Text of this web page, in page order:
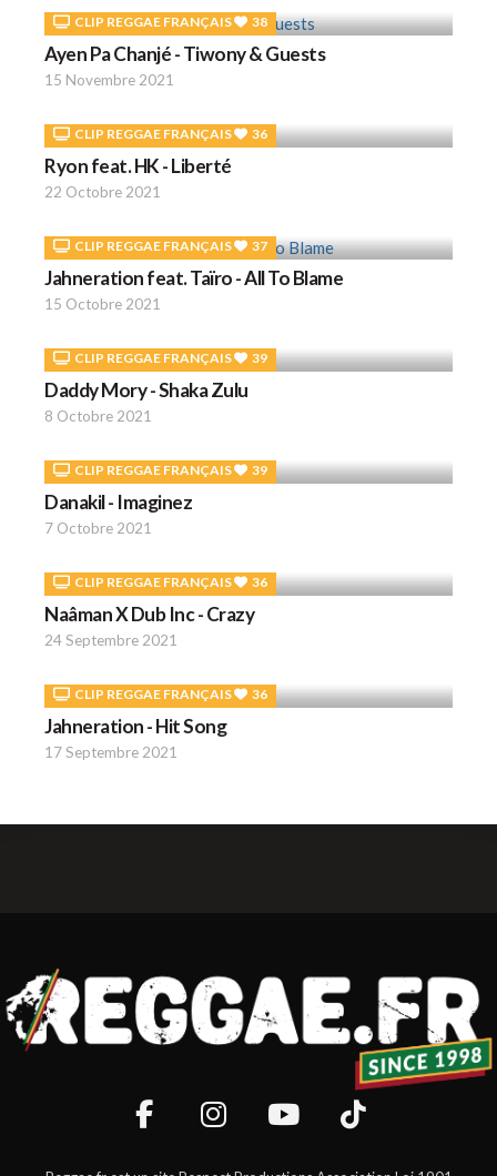
CLIP REGGAE FRANÇAIS 38
Ayen Pa Chanjé - Tiwony & Guests
15 Novembre 2021
CLIP REGGAE FRANÇAIS 36
Ryon feat. HK - Liberté
22 Octobre 2021
CLIP REGGAE FRANÇAIS 37
Jahneration feat. Taïro - All To Blame
15 Octobre 2021
CLIP REGGAE FRANÇAIS 39
Daddy Mory - Shaka Zulu
8 Octobre 2021
CLIP REGGAE FRANÇAIS 39
Danakil - Imaginez
7 Octobre 2021
CLIP REGGAE FRANÇAIS 36
Naâman X Dub Inc - Crazy
24 Septembre 2021
CLIP REGGAE FRANÇAIS 36
Jahneration - Hit Song
17 Septembre 2021